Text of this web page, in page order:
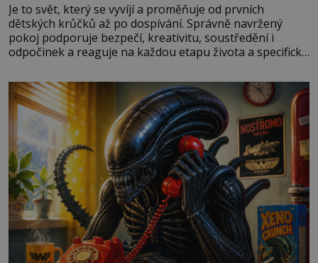
Je to svět, který se vyvíjí a proměňuje od prvních
dětských krůčků až po dospívání. Správně navržený
pokoj podporuje bezpečí, kreativitu, soustředění i
odpočinek a reaguje na každou etapu života a specifické
měkkost a bezpečí, proto by pokoj miminka měl působit
především klidně a útulně. Předškolní věk je